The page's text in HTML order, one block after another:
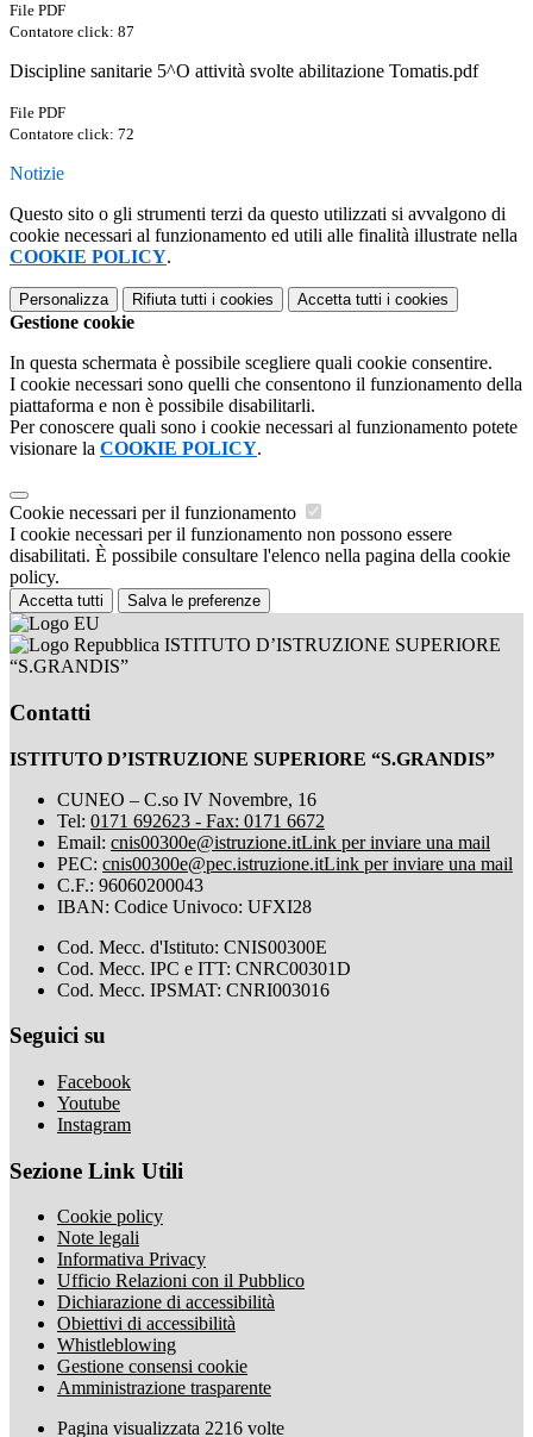
File PDF
Contatore click: 87
Discipline sanitarie 5^O attività svolte abilitazione Tomatis.pdf
File PDF
Contatore click: 72
Notizie
Questo sito o gli strumenti terzi da questo utilizzati si avvalgono di
cookie necessari al funzionamento ed utili alle finalità illustrate nella
COOKIE POLICY.
Personalizza Rifiuta tutti i cookies Accetta tutti i cookies
Gestione cookie
In questa schermata è possibile scegliere quali cookie consentire.
I cookie necessari sono quelli che consentono il funzionamento della
piattaforma e non è possibile disabilitarli.
Per conoscere quali sono i cookie necessari al funzionamento potete
visionare la COOKIE POLICY.
Cookie necessari per il funzionamento
I cookie necessari per il funzionamento non possono essere
disabilitati. È possibile consultare l'elenco nella pagina della cookie
policy.
Accetta tutti Salva le preferenze
ISTITUTO D’ISTRUZIONE SUPERIORE
“S.GRANDIS”
Contatti
ISTITUTO D’ISTRUZIONE SUPERIORE “S.GRANDIS”
CUNEO – C.so IV Novembre, 16
Tel: 0171 692623 - Fax: 0171 6672
Email: cnis00300e@istruzione.itLink per inviare una mail
PEC: cnis00300e@pec.istruzione.itLink per inviare una mail
C.F.: 96060200043
IBAN: Codice Univoco: UFXI28
Cod. Mecc. d'Istituto: CNIS00300E
Cod. Mecc. IPC e ITT: CNRC00301D
Cod. Mecc. IPSMAT: CNRI003016
Seguici su
Facebook
Youtube
Instagram
Sezione Link Utili
Cookie policy
Note legali
Informativa Privacy
Ufficio Relazioni con il Pubblico
Dichiarazione di accessibilità
Obiettivi di accessibilità
Whistleblowing
Gestione consensi cookie
Amministrazione trasparente
Pagina visualizzata 2216 volte